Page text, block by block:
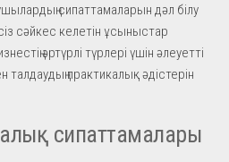
сипаттамаларын дәл білу
сәйкес келетін ұсыныстар
әртүрлі түрлері үшін әлеуетті
практикалық әдістерін
сипаттамалары